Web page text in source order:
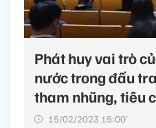
Phát huy vai trò
nước trong đấu
tham nhũng, tiêu
15/02/2023 15:00’